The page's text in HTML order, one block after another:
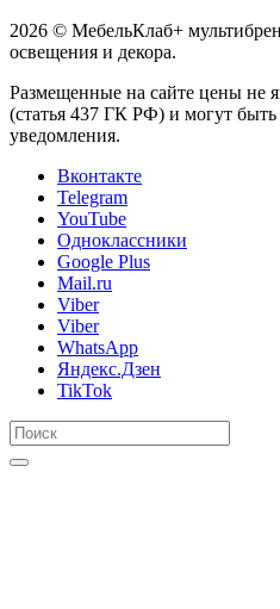
2026 © МебельКлаб+
освещения и декора.
Размещенные на сайте цены не
(статья 437 ГК РФ) и могут
уведомления.
Вконтакте
Telegram
YouTube
Одноклассники
Google Plus
Mail.ru
Viber
Viber
WhatsApp
Яндекс.Дзен
TikTok